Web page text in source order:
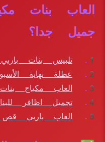
العاب بنات
جميل جدا؟
تلبيس بنات
عطلة نهاية
العاب مكياج
تجميل اظافر
العاب باربي